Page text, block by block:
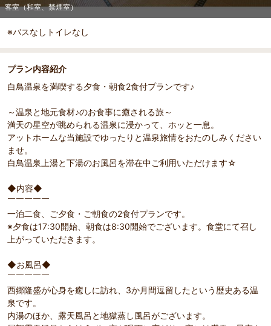
客室（和室、禁煙室）
※バスなしトイレなし
プラン内容紹介
白鳥温泉を満喫する夕食・朝食2食付プランです♪
～温泉と地元食材♪のお食事に癒される旅～
満天の星空が眺められる温泉に浸かって、ホッと一息。
アットホームな当施設でゆったりと温泉旅情をおたのしみください
ませ。
白鳥温泉上湯と下湯のお風呂を滞在中ご利用いただけます☆
◆内容◆
￣￣￣￣￣
一泊二食、ご夕食・ご朝食の2食付プランです。
※夕食は17:30開始、朝食は8:30開始でございます。食堂にて召し
上がっていただきます。
◆お風呂◆
￣￣￣￣￣
西郷隆盛が心身を癒しに訪れ、3か月間逗留したという歴史ある温
泉です。
内湯のほか、露天風呂と地獄蒸し風呂がございます。
部屋詳細
客室（和室、禁煙室）